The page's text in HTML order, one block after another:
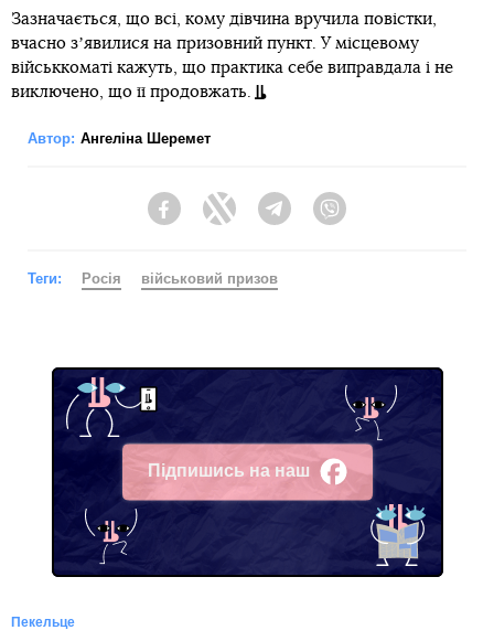
Зазначається, що всі, кому дівчина вручила повістки,
вчасно зʼявилися на призовний пункт. У місцевому
військкоматі кажуть, що практика себе виправдала і не
виключено, що її продовжать.
Автор: Ангеліна Шеремет
FacebookTwitter Telegram
Теги: Росія військовий призов
Підпишись на наш
Facebook
Пекельце